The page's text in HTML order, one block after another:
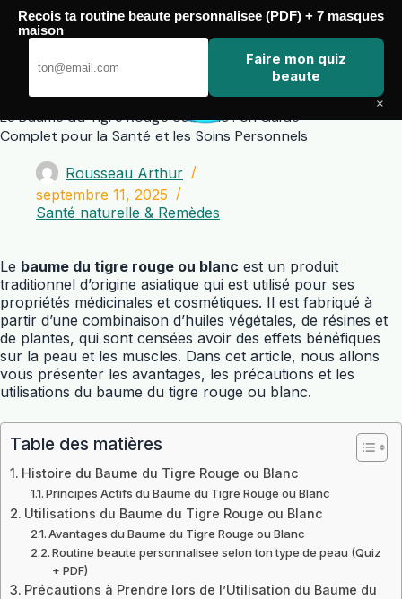
Passer
contenu
Le Baume du Tigre Rouge ou Blanc : Un Guide
Complet pour la Santé et les Soins Personnels
Rousseau Arthur
septembre 11, 2025
Santé naturelle & Remèdes
Le baume du tigre rouge ou blanc est un produit
traditionnel d’origine asiatique qui est utilisé pour ses
propriétés médicinales et cosmétiques. Il est fabriqué à
partir d’une combinaison d’huiles végétales, de résines et
de plantes, qui sont censées avoir des effets bénéfiques
sur la peau et les muscles. Dans cet article, nous allons
vous présenter les avantages, les précautions et les
utilisations du baume du tigre rouge ou blanc.
Table des matières
Histoire du Baume du Tigre Rouge ou Blanc
Principes Actifs du Baume du Tigre Rouge ou Blanc
Utilisations du Baume du Tigre Rouge ou Blanc
Avantages du Baume du Tigre Rouge ou Blanc
Routine beaute personnalisee selon ton type de peau (Quiz
+ PDF)
Précautions à Prendre lors de l’Utilisation du Baume du
Recois ta routine beaute personnalisee (PDF) + 7 masques
maison
Faire mon quiz
beaute
×